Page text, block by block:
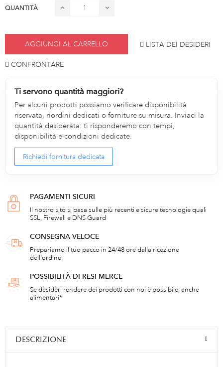
QUANTITÀ
AGGIUNGI AL CARRELLO LISTA DEI DESIDERI
CONFRONTARE
Ti servono quantità maggiori?
Per alcuni prodotti possiamo verificare disponibilità
riservata, riordini dedicati o forniture su misura. Inviaci la
quantità desiderata: ti risponderemo con tempi,
disponibilità e condizioni dedicate.
Richiedi fornitura dedicata
PAGAMENTI SICURI
Il nostro sito si basa sulle più recenti e sicure tecnologie quali
SSL, Firewall e DNS Guard
CONSEGNA VELOCE
Prepariamo il tuo pacco in 24/48 ore dalla ricezione
dell'ordine
POSSIBILITÀ DI RESI MERCE
Se desideri rendere dei prodotti con noi è possibile, anche
alimentari*
DESCRIZIONE